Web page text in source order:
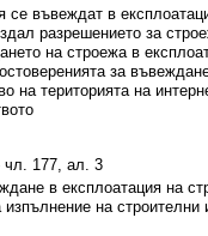
се въвеждат в
разрешението за
на строежа в
за
на територията на
чл. 177, ал. 3
в експлоатация на
на